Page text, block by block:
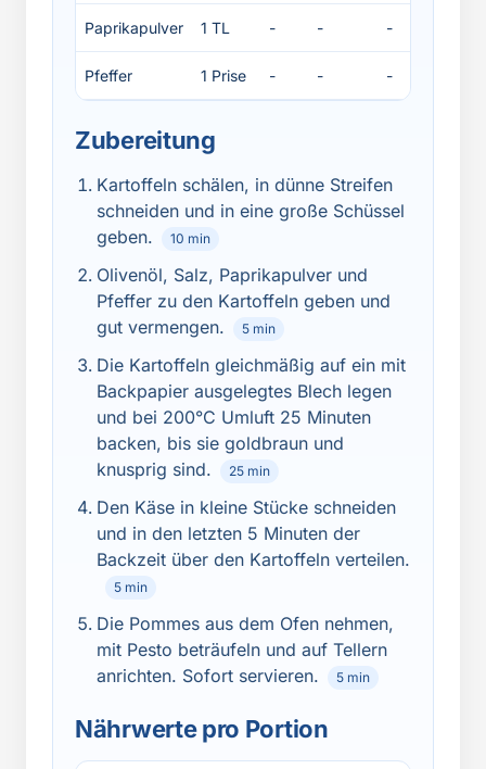
Paprikapulver 1 TL - - -
Pfeffer 1 Prise - - -
Zubereitung
Kartoffeln schälen, in dünne Streifen
schneiden und in eine große Schüssel
geben.
10 min
Olivenöl, Salz, Paprikapulver und
Pfeffer zu den Kartoffeln geben und
gut vermengen.
5 min
Die Kartoffeln gleichmäßig auf ein mit
Backpapier ausgelegtes Blech legen
und bei 200°C Umluft 25 Minuten
backen, bis sie goldbraun und
knusprig sind.
25 min
Den Käse in kleine Stücke schneiden
und in den letzten 5 Minuten der
Backzeit über den Kartoffeln verteilen.
5 min
Die Pommes aus dem Ofen nehmen,
mit Pesto beträufeln und auf Tellern
anrichten. Sofort servieren.
5 min
Nährwerte pro Portion